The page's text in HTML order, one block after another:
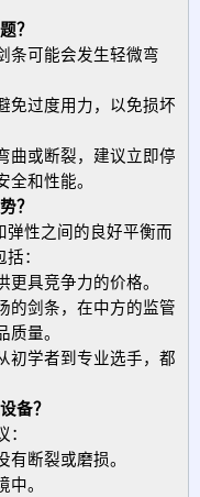
？
条可能会发生轻微弯
免过度用力，以免损坏
曲或断裂，建议立即停
和性能。
？
性之间的良好平衡而
：
具竞争力的价格。
的剑条，在中方的监管
量。
初学者到专业选手，都
备？
断裂或磨损。
。